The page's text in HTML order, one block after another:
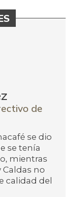
de
se dio
se tenía
mientras
no
calidad del